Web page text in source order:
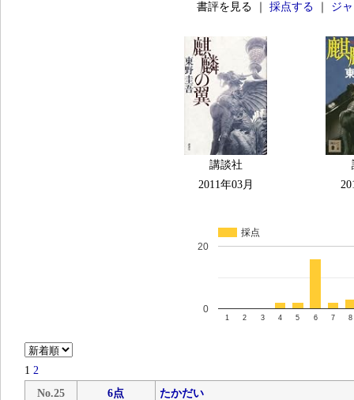
書評を見る ｜ 採点する ジ
講談社
2011年03月
採点
1 2 3 4 5 6 7 8
0
20
1 2
No.25
6点 たかだい